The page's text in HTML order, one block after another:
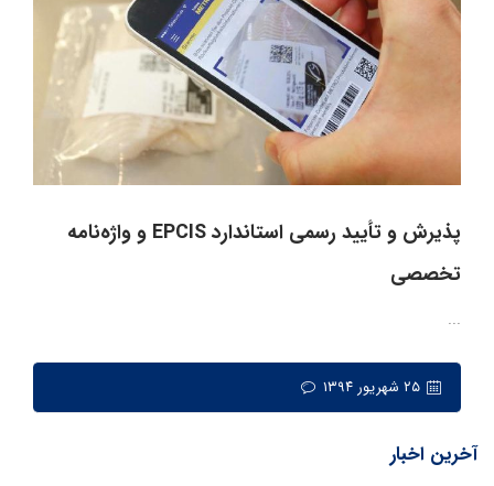
پذیرش و تأیید رسمی استاندارد EPCIS و واژه‌نامه
تخصصی
...
۲۵ شهریور ۱۳۹۴
آخرین اخبار